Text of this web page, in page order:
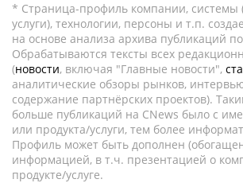
* Страница-профиль компании, системы
услуги), технологии, персоны и т.п.
на основе анализа архива публикаций
Обрабатываются тексты всех
(новости, включая "Главные новости",
аналитические обзоры рынков,
содержание партнёрских проектов).
больше публикаций на CNews было с
или продукта/услуги, тем более
Профиль может быть дополнен
информацией, в т.ч. презентацией о
продукте/услуге.